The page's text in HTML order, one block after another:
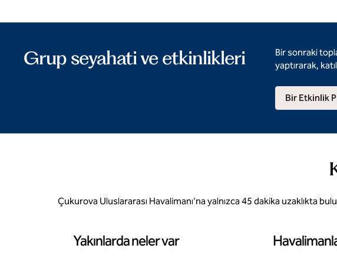
Grup seyahati ve etkinlikleri
Bir sonraki
yaptırarak,
Bir Etkinlik
Çukurova Uluslararası Havalimanı'na yalnızca 45 dakika uzaklıkta
Yakınlarda neler var